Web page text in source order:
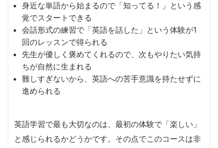
身近な単語から始まるので「知ってる！」という感
覚でスタートできる
会話形式の練習で「英語を話した」という体験が1
回のレッスンで得られる
先生が優しく褒めてくれるので、次もやりたい気持
ちが自然に生まれる
難しすぎないから、英語への苦手意識を持たせずに
進められる
英語学習で最も大切なのは、最初の体験で「楽しい」
と感じられるかどうかです。その点でこのコースは非